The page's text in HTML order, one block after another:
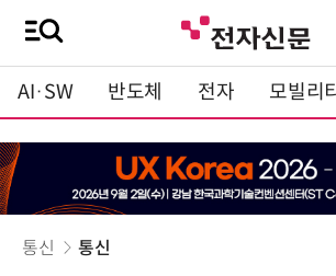
AI·SW 반도체 전자 모빌리티
통신 통신